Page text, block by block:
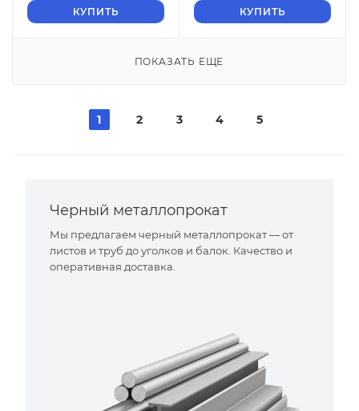
КУПИТЬ КУПИТЬ
ПОКАЗАТЬ ЕЩЕ
1 2 3 4 5
Черный металлопрокат
Мы предлагаем черный металлопрокат — от
листов и труб до уголков и балок. Качество и
оперативная доставка.